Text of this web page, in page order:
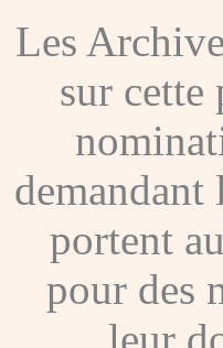
Les
sur cette
demandant
portent
pour des